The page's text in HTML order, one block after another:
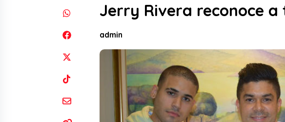
Jerry Rivera reconoce a
admin